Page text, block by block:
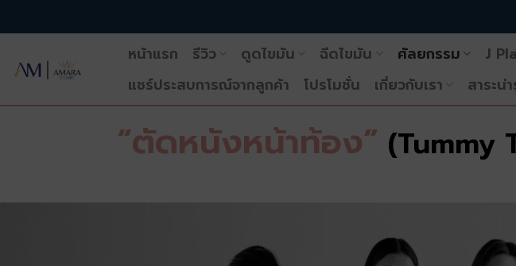
ไป
เนื้อหา
หน้าแรก รีวิว ดูดไขมัน ฉีดไขมัน ศัลยกรรม J
แชร์ประสบการณ์จากลูกค้า
โปรโมชั่น เกี่ยวกับเรา สาระน่
“ตัดหนังหน้าท้อง” (Tummy